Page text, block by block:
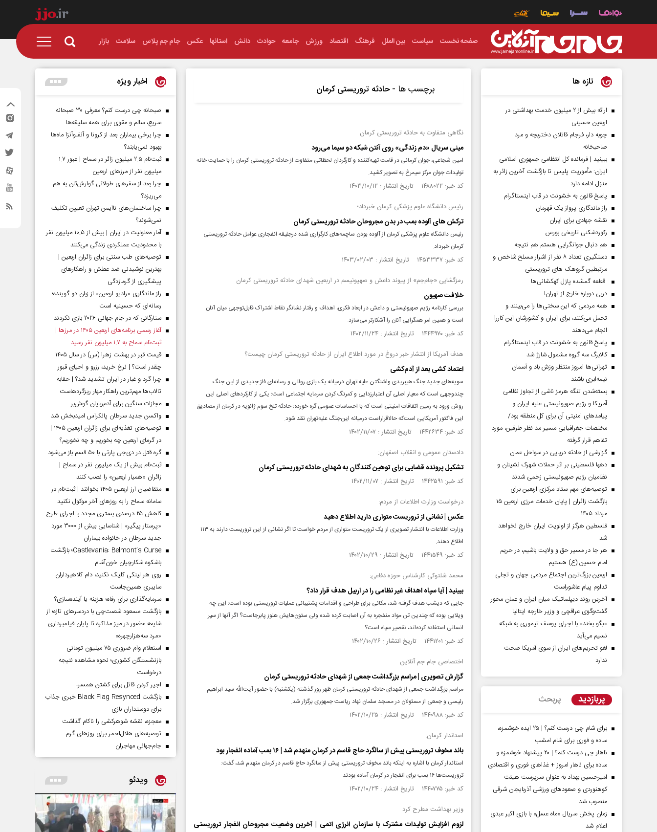
صفحه نخست سیاست بین الملل فرهنگ اقتصاد ورزش جامعه حوادث دانش استانها عکس جام جم پلاس سلامت بازار
برچسب ها -حادثه تروریستی کرمان
نگاهی متفاوت به حادثه تروریستی کرمان
مینی سریال «دم زندگی» روی آنتن شبکه دو سیما می‌رود
امین شجاعی، جوان کرمانی در قامت تهیه‌کننده و کارگردان لحظاتی متفاوت از حادثه تروریستی کرمان را با حمایت خانه
تولیدات جوان مرکز سیمرغ به تصویر کشید.
کد خبر: ۱۴۸۸۰۲۲ تاریخ انتشار : ۱۴۰۳/۱۰/۱۲
رئیس دانشگاه علوم پزشکی کرمان خبرداد؛
ترکش های آلوده بمب در بدن مجروحان حادثه تروریستی کرمان
رئیس دانشگاه علوم پزشکی کرمان از آلوده بودن ساچمه‌های کارگزاری شده درجلیقه انفجاری عوامل حادثه تروریستی
کرمان خبرداد.
کد خبر: ۱۴۵۳۳۳۷ تاریخ انتشار : ۱۴۰۳/۰۲/۰۳
رمزگشایی «جام‌جم» از پیوند داعش و صهیونیسم در اربعین شهدای حادثه تروریستی کرمان
خلافت صهیون
بررسی کارنامه رژیم صهیونیستی و داعش در ابعاد فکری، اهداف و رفتار نشانگر نقاط اشتراک قابل‌توجهی میان آنان
است و همین امر همگرایی آنان را آشکارتر می‌سازد.
کد خبر: ۱۴۴۴۹۷۰ تاریخ انتشار : ۱۴۰۲/۱۱/۲۴
هدف آمریکا از انتشار خبر دروغ در مورد اطلاع ایران از حادثه تروریستی کرمان چیست؟
اعتماد کشی بعد از آدم‌کشی
سویه‌های جدید جنگ هیبریدی واشنگتن علیه تهران درمیانه یک بازی روانی و رسانه‌‌ای فاز جدیدی از این جنگ
چندوجهی است که معیار اصلی آن اعتبارزدایی و کمرنگ کردن سرمایه اجتماعی است؛ یکی از کارکردهای اصلی این
روش ورود به زمین اتفاقات امنیتی است که با احساسات عمومی گره خورده؛ حادثه تلخ سوم ژانویه در کرمان از مصادیق
این فاکتور آمریکایی است‌که حالاقراراست درمیانه این‌جنگ علیه‌تهران نقد شود.
کد خبر: ۱۴۴۲۶۳۴ تاریخ انتشار : ۱۴۰۲/۱۱/۰۷
دادستان عمومی و انقلاب اصفهان:
تشکیل پرونده قضایی برای توهین کنندگان به شهدای حادثه تروریستی کرمان
کد خبر: ۱۴۴۲۵۹۱ تاریخ انتشار : ۱۴۰۲/۱۱/۰۷
درخواست وزارت اطلاعات از مردم:
عکس | نشانی از تروریست متواری دارید اطلاع دهید
وزارت اطلاعات با انتشار تصویری از یک تروریست متواری از مردم خواست تا اگر نشانی از این تروریست دارند به ۱۱۳
اطلاع دهند.
کد خبر: ۱۴۴۱۵۴۹ تاریخ انتشار : ۱۴۰۲/۱۰/۲۹
محمد شلتوکی کارشناس حوزه دفاعی:
ببینید | آیا سپاه اهداف غیر نظامی را در اربیل هدف قرار داد؟
جایی که دیشب هدف گرفته شد، مکانی برای طراحی و اقدامات پشتیبانی عملیات تروریستی بوده است؛ این چه
ویلایی بوده که چندین تن مواد منفجره به آن اصابت کرده شده ولی ستون‌هایش هنوز پابرجاست؟ اگر آنها از سپر
انسانی استفاده کرده‌اند، تقصیر سپاه است؟
کد خبر: ۱۴۴۱۲۰۱ تاریخ انتشار : ۱۴۰۲/۱۰/۲۶
اختصاصی جام جم آنلاین
گزارش تصویری | مراسم بزرگداشت جمعی از شهدای حادثه تروریستی کرمان
مراسم بزرگداشت جمعی از شهدای حادثه تروریستی کرمان ظهر روز گذشته (یکشنبه) با حضور آیت‌الله سید ابراهیم
رئیسی و جمعی از مسئولان در مسجد سلمان نهاد ریاست جمهوری برگزار شد.
کد خبر: ۱۴۴۰۹۸۸ تاریخ انتشار : ۱۴۰۲/۱۰/۲۵
استاندار کرمان:
باند مخوف تروریستی پیش از سالگرد حاج قاسم در کرمان منهدم شد | ۱۶ بمب آماده انفجار بود
استاندار کرمان با اشاره به اینکه باند مخوف تروریستی پیش از سالگرد حاج قاسم در کرمان منهدم شد، گفت:
تروریست‌ها ۱۶ بمب برای انفجار در کرمان آماده بودند.
کد خبر: ۱۴۴۰۷۷۵ تاریخ انتشار : ۱۴۰۲/۱۰/۲۴
وزیر بهداشت مطرح کرد
لزوم افزایش تولیدات مشترک با سازمان انرژی اتمی | آخرین وضعیت مجروحان انفجار تروریستی
تازه ها
ارائه بیش از ۲ میلیون خدمت بهداشتی در
اربعین حسینی
چوبه دار، فرجام قاتلان دختربچه و مرد
صاحبخانه
ببینید | فرمانده کل انتظامی جمهوری اسلامی
ایران­: مأموریت پلیس تا بازگشت آخرین زائر به
منزل ادامه دارد
پاسخ قانون به خشونت در قاب اینستاگرام
راز ماندگاری پرواز یک قهرمان
نقشه جهادی برای ایران
رکوردشکنی تاریخی بورس
هم دنبال جوانگرایی هستم هم نتیجه
دستگیری تعداد ۸ نفر از اشرار مسلح شاخص و
مرتبطین گروهک های تروریستی
قطعه گمشده پازل کهکشانی‌ها
دربی دوباره خارج از تهران!
همه مردمی که این سختی‌ها را می‌بینند و
تحمل می‌کنند، برای ایران و کشورشان این کاررا
انجام می‌دهند
پاسخ قانون به خشونت در قاب اینستاگرام
کالابرگ سه گروه مشمول شارژ شد
تهرانی‌ها امروز منتظر وزش باد و آسمان
نیمه‌ابری باشند
بسته‌شدن تنگه هرمز ناشی از تجاوز نظامی
آمریکا و رژیم صهیونیستی علیه ایران و
پیامد‌های امنیتی آن برای کل منطقه بود/
مختصات جغرافیایی مسیر مد نظر طرفین، مورد
تفاهم قرار گرفته
گزارشی از حادثه دریایی در سواحل عمان
دهها فلسطینی بر اثر حملات شهرک نشینان و
نظامیان رژیم صهیونیستی زخمی شدند
توصیه‌های مهم ستاد مرکزی اربعین برای
بازگشت زائران | پایان خدمات مرزی اربعین ۱۵
مرداد ۱۴۰۵
فلسطین هرگز از اولویت ایران خارج نخواهد
شد
هر جا در مسیر حق و ولایت باشیم، در حریم
امام حسین (ع) هستیم
اربعین بزرگ‌ترین اجتماع مردمی جهان و تجلی
تداوم پیام عاشوراست
آخرین روند دیپلماتیک میان ایران و عمان محور
گفت‌وگوی عراقچی و وزیر خارجه ایتالیا
«بگو بخند» با اجرای یوسف تیموری به شبکه
نسیم می‌آید
لغو تحریم‌های ایران از سوی آمریکا صحت
ندارد
پربازدید پربحث
برای شام چی درست کنم؟ | ۲۵ ایده خوشمزه،
ساده و فوری برای شام امشب
ناهار چی درست کنم؟ | ۲۰ پیشنهاد خوشمزه و
ساده برای ناهار امروز + غذاهای فوری و اقتصادی
امیرحسین بهداد به عنوان سرپرست هیئت
کوهنوردی و صعودهای ورزشی آذربایجان شرقی
منصوب شد
زمان پخش سریال «ماه عسل» با بازی اکبر عبدی
اعلام شد
اخبار ویژه
صبحانه چی درست کنم؟ معرفی ۳۰ صبحانه
سریع، سالم و مقوی برای همه سلیقه‌ها
چرا برخی بیماران بعد از کرونا و آنفلوآنزا ماه‌ها
بهبود نمی‌یابند؟
ثبت‌نام ۲.۵ میلیون زائر در سماح | عبور ۱.۷
میلیون نفر از مرز‌های اربعین
چرا بعد از سفرهای طولانی گوارش‌تان به هم
می‌ریزد؟
چرا ساختمان‌های ناایمن تهران تعیین تکلیف
نمی‌شوند؟
آمار معلولیت در ایران | بیش از ۱۰.۵ میلیون نفر
با محدودیت عملکردی زندگی می‌کنند
توصیه‌های طب سنتی برای زائران اربعین |
بهترین نوشیدنی ضد عطش و راهکارهای
پیشگیری از گرمازدگی
راز ماندگاری «رادیو اربعین» از زبان دو گوینده؛
رسانه‌ای که حسینیه است
ستارگانی که در جام جهانی ۲۰۲۶ بازی نکردند
آغاز رسمی برنامه‌های اربعین ۱۴۰۵ در مرز‌ها |
ثبت‌نام سماح به ۱.۷ میلیون نفر رسید
قیمت قبر در بهشت زهرا (س) در سال ۱۴۰۵
چقدر است؟ | نرخ خرید، رزرو و احیای قبور
چرا گرد و غبار در ایران تشدید شد؟ | حقابه
تالاب‌ها مهم‌ترین راهکار مهار ریزگردهاست
مجازات سنگین برای آدم‌ربایان گوش‌بر
واکسن جدید سرطان پانکراس امیدبخش شد
توصیه‌های تغذیه‌ای برای زائران اربعین ۱۴۰۵ |
در گرمای اربعین چه بخوریم و چه نخوریم؟
گره قتل در دی‌جی پارتی با ۵۰ قسم باز می‌شود
ثبت‌نام بیش از یک میلیون نفر در سماح |
زائران «همیار اربعین» را نصب کنند
متقاضیان ارز اربعین ۱۴۰۵ بخوانند | ثبت‌نام در
سامانه سماح را به روز‌های آخر موکول نکنید
کاهش ۲۵ درصدی بستری مجدد با اجرای طرح
«پرستار پیگیر» | شناسایی بیش از ۳۰۰۰ مورد
جدید سرطان در خانواده بیماران
Castlevania: Belmont’s Curse؛ بازگشت
باشکوه شکارچیان خون‌آشام
روی هر لینکی کلیک نکنید، دام کلاهبرداران
سایبری همین‌جاست
سرمایه‌گذاری برای رفاه؛ هزینه یا آینده‌سازی؟
بازگشت مسعود شصت‌چی با دردسر‌های تازه؛ از
شایعه حضور در میز مذاکره تا پایان فیلمبرداری
«مرد سه‌هزارچهره»
استعلام وام ضروری ۷۵ میلیون تومانی
بازنشستگان کشوری؛ نحوه مشاهده نتیجه
درخواست
اجیر کردن قاتل برای کشتن همسر!
بازگشت Black Flag Resynced خبری جذاب
برای دوستداران بازی
معجزه، نقشه شوهرکشی را ناکام گذاشت
توصیه‌های هلال‌احمر برای روز‌های گرم
جام‌جهانی مهاجران
ویدئو